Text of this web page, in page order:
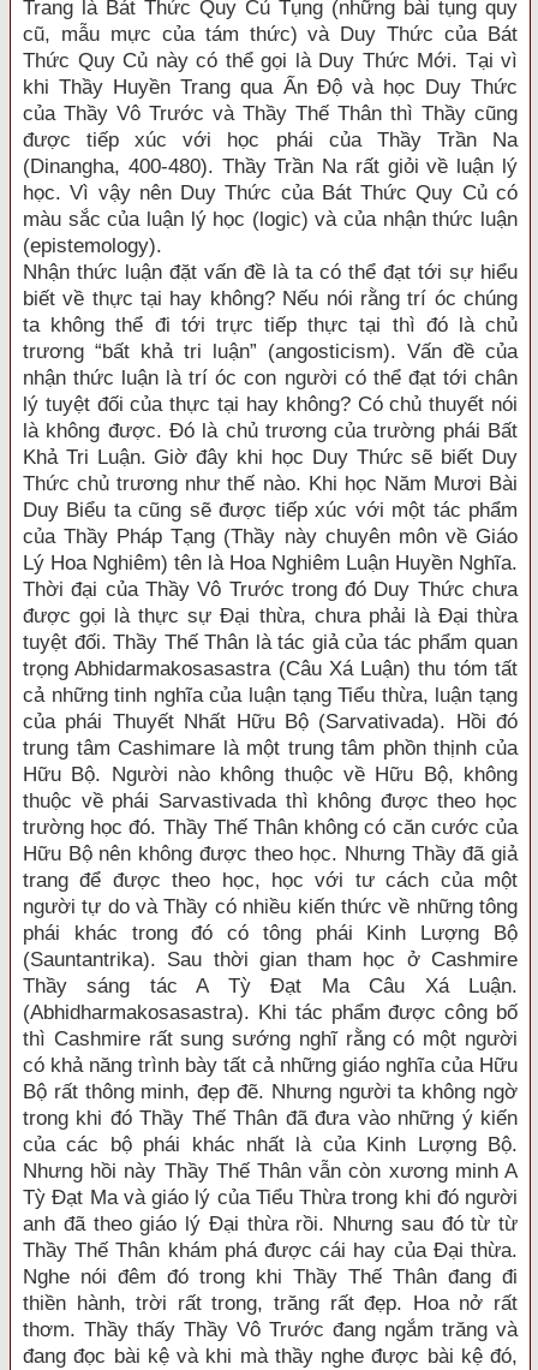
Trang là Bát Thức Quy Củ Tụng (những bài tụng quy
cũ, mẫu mực của tám thức) và Duy Thức của Bát
Thức Quy Củ này có thể gọi là Duy Thức Mới. Tại vì
khi Thầy Huyền Trang qua Ấn Độ và học Duy Thức
của Thầy Vô Trước và Thầy Thế Thân thì Thầy cũng
được tiếp xúc với học phái của Thầy Trần Na
(Dinangha, 400-480). Thầy Trần Na rất giỏi về luận lý
học. Vì vậy nên Duy Thức của Bát Thức Quy Củ có
màu sắc của luận lý học (logic) và của nhận thức luận
(epistemology).
Nhận thức luận đặt vấn đề là ta có thể đạt tới sự hiểu
biết về thực tại hay không? Nếu nói rằng trí óc chúng
ta không thể đi tới trực tiếp thực tại thì đó là chủ
trương “bất khả tri luận” (angosticism). Vấn đề của
nhận thức luận là trí óc con người có thể đạt tới chân
lý tuyệt đối của thực tại hay không? Có chủ thuyết nói
là không được. Đó là chủ trương của trường phái Bất
Khả Tri Luận. Giờ đây khi học Duy Thức sẽ biết Duy
Thức chủ trương như thế nào. Khi học Năm Mươi Bài
Duy Biểu ta cũng sẽ được tiếp xúc với một tác phẩm
của Thầy Pháp Tạng (Thầy này chuyên môn về Giáo
Lý Hoa Nghiêm) tên là Hoa Nghiêm Luận Huyền Nghĩa.
Thời đại của Thầy Vô Trước trong đó Duy Thức chưa
được gọi là thực sự Đại thừa, chưa phải là Đại thừa
tuyệt đối. Thầy Thế Thân là tác giả của tác phẩm quan
trọng Abhidarmakosasastra (Câu Xá Luận) thu tóm tất
cả những tinh nghĩa của luận tạng Tiểu thừa, luận tạng
của phái Thuyết Nhất Hữu Bộ (Sarvativada). Hồi đó
trung tâm Cashimare là một trung tâm phồn thịnh của
Hữu Bộ. Người nào không thuộc về Hữu Bộ, không
thuộc về phái Sarvastivada thì không được theo học
trường học đó. Thầy Thế Thân không có căn cước của
Hữu Bộ nên không được theo học. Nhưng Thầy đã giả
trang để được theo học, học với tư cách của một
người tự do và Thầy có nhiều kiến thức về những tông
phái khác trong đó có tông phái Kinh Lượng Bộ
(Sauntantrika). Sau thời gian tham học ở Cashmire
Thầy sáng tác A Tỳ Đạt Ma Câu Xá Luận.
(Abhidharmakosasastra). Khi tác phẩm được công bố
thì Cashmire rất sung sướng nghĩ rằng có một người
có khả năng trình bày tất cả những giáo nghĩa của Hữu
Bộ rất thông minh, đẹp đẽ. Nhưng người ta không ngờ
trong khi đó Thầy Thế Thân đã đưa vào những ý kiến
của các bộ phái khác nhất là của Kinh Lượng Bộ.
Nhưng hồi này Thầy Thế Thân vẫn còn xương minh A
Tỳ Đạt Ma và giáo lý của Tiểu Thừa trong khi đó người
anh đã theo giáo lý Đại thừa rồi. Nhưng sau đó từ từ
Thầy Thế Thân khám phá được cái hay của Đại thừa.
Nghe nói đêm đó trong khi Thầy Thế Thân đang đi
thiền hành, trời rất trong, trăng rất đẹp. Hoa nở rất
thơm. Thầy thấy Thầy Vô Trước đang ngắm trăng và
đang đọc bài kệ và khi mà thầy nghe được bài kệ đó,